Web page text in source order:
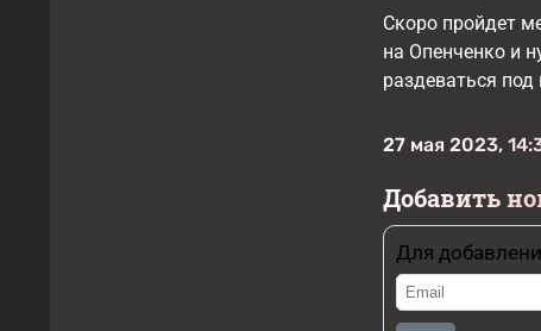
Скоро пройдет
на Опенченко и
раздеваться
27 мая 2023,
Добавить
Для